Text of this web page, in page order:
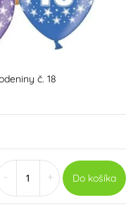
č. 18
+ Do košíka